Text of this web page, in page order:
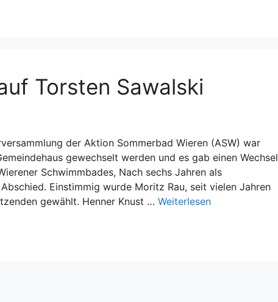
Torsten Sawalski
der Aktion Sommerbad Wieren (ASW) war
gewechselt werden und es gab einen Wechsel
Schwimmbades, Nach sechs Jahren als
Einstimmig wurde Moritz Rau, seit vielen Jahren
gewählt. Henner Knust … Weiterlesen